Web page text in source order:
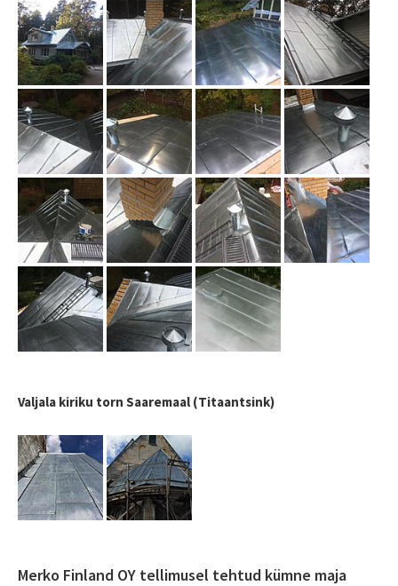
Valjala kiriku torn Saaremaal (Titaantsink)
Merko Finland OY tellimusel tehtud kümne maja